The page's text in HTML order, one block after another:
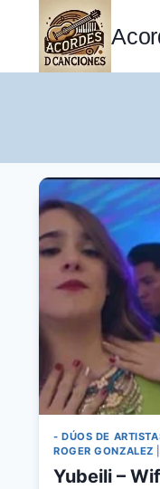
contenido
- DÚOS DE
ROGER GONZALEZ
Yubeili –